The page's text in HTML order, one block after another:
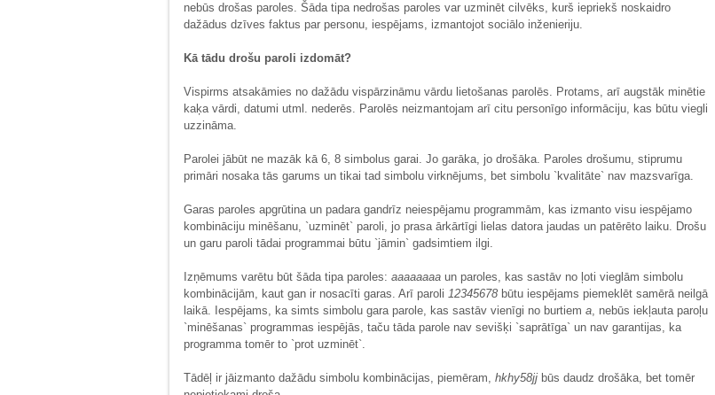
nebūs drošas paroles. Šāda tipa nedrošas paroles var uzminēt cilvēks, kurš iepriekš noskaidro
dažādus dzīves faktus par personu, iespējams, izmantojot sociālo inženieriju.
Kā tādu drošu paroli izdomāt?
Vispirms atsakāmies no dažādu vispārzināmu vārdu lietošanas parolēs. Protams, arī augstāk minētie
kaķa vārdi, datumi utml. nederēs. Parolēs neizmantojam arī citu personīgo informāciju, kas būtu viegli
uzzināma.
Parolei jābūt ne mazāk kā 6, 8 simbolus garai. Jo garāka, jo drošāka. Paroles drošumu, stiprumu
primāri nosaka tās garums un tikai tad simbolu virknējums, bet simbolu `kvalitāte` nav mazsvarīga.
Garas paroles apgrūtina un padara gandrīz neiespējamu programmām, kas izmanto visu iespējamo
kombināciju minēšanu, `uzminēt` paroli, jo prasa ārkārtīgi lielas datora jaudas un patērēto laiku. Drošu
un garu paroli tādai programmai būtu `jāmin` gadsimtiem ilgi.
Izņēmums varētu būt šāda tipa paroles: aaaaaaaa un paroles, kas sastāv no ļoti vieglām simbolu
kombinācijām, kaut gan ir nosacīti garas. Arī paroli 12345678 būtu iespējams piemeklēt samērā neilgā
laikā. Iespējams, ka simts simbolu gara parole, kas sastāv vienīgi no burtiem a, nebūs iekļauta paroļu
`minēšanas` programmas iespējās, taču tāda parole nav sevišķi `saprātīga` un nav garantijas, ka
programma tomēr to `prot uzminēt`.
Tādēļ ir jāizmanto dažādu simbolu kombinācijas, piemēram, hkhy58jj būs daudz drošāka, bet tomēr